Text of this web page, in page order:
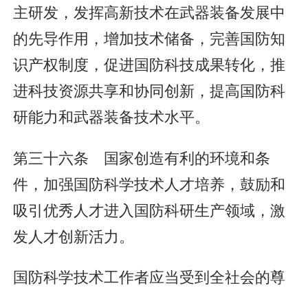
主研发，发挥高新技术在武器装备发展中
的先导作用，增加技术储备，完善国防知
识产权制度，促进国防科技成果转化，推
进科技资源共享和协同创新，提高国防科
研能力和武器装备技术水平。
第三十六条 国家创造有利的环境和条
件，加强国防科学技术人才培养，鼓励和
吸引优秀人才进入国防科研生产领域，激
发人才创新活力。
国防科学技术工作者应当受到全社会的尊